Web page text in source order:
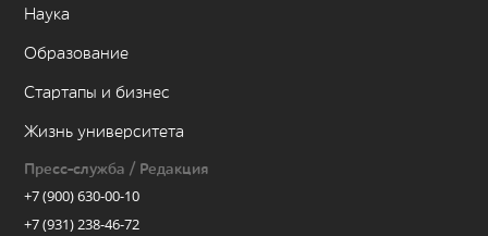
Наука
Образование
Стартапы и бизнес
Жизнь университета
Пресс-служба / Редакция
+7 (900) 630-00-10
+7 (931) 238-46-72